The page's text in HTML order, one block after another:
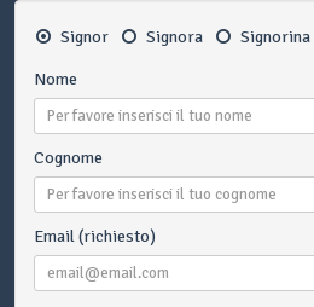
Signor Signora Signorina
Nome
Cognome
Email (richiesto)